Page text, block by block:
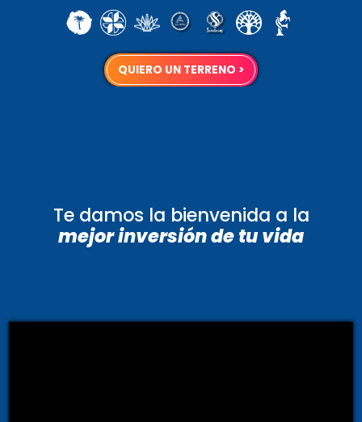
QUIERO UN TERRENO >
Te damos la bienvenida a la
mejor inversión de tu vida